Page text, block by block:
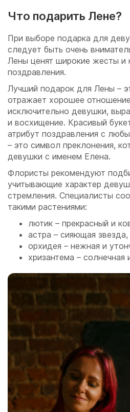
Что подарить Лене?
При выборе подарка для
следует быть очень
Лены ценят широкие жесты и
поздравления.
Лучший подарок для Лены –
отражает хорошее
исключительно девушки,
и восхищение. Красивый
атрибут поздравления с
– это символ преклонения,
девушки с именем Елена.
Флористы рекомендуют
учитывающие характер
стремления. Специалисты
такими растениями:
лютик – прекрасный и
астра – сияющая
орхидея – нежная и
хризантема – солнечная